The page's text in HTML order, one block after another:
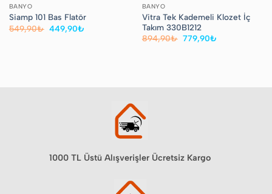
BANYO
Siamp 101 Bas Flatör
549,90₺ Orijinal
fiyat:
449,90₺
BANYO
Vitra Tek Kademeli Klozet İç
Takım 330B1212
894,90₺ Orijinal
fiyat:
779,90₺
1000 TL Üstü Alışverişler Ücretsiz Kargo